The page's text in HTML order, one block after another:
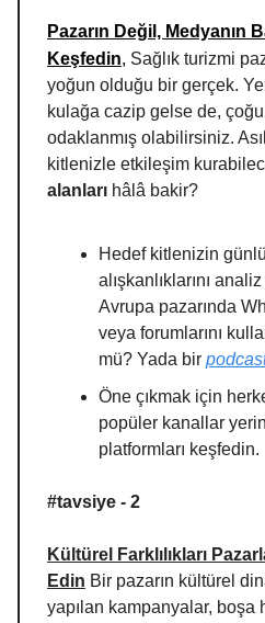
Pazarın Değil, Medyanın
Keşfedin, Sağlık turizmi
yoğun olduğu bir gerçek.
kulağa cazip gelse de,
odaklanmış olabilirsiniz.
kitlenizle etkileşim
alanları hâlâ bakir?
Hedef kitlenizin
alışkanlıklarını
Avrupa pazarında
veya forumlarını
mü? Yada bir
Öne çıkmak için
popüler kanallar
platformları keşfedin.
#tavsiye - 2
Kültürel Farklılıkları
Edin Bir pazarın kültürel
yapılan kampanyalar, boşa